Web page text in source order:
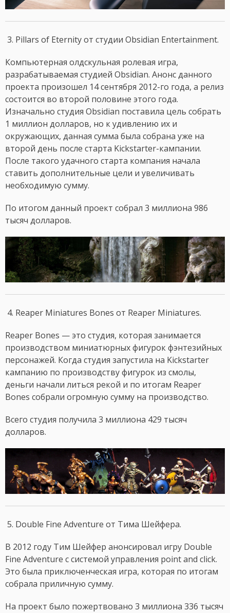
3. Pillars of Eternity от студии Obsidian Entertainment.
Компьютерная олдскульная ролевая игра,
разрабатываемая студией Obsidian. Анонс данного
проекта произошел 14 сентября 2012-го года, а релиз
состоится во второй половине этого года.
Изначально студия Obsidian поставила цель собрать
1 миллион долларов, но к удивлению их и
окружающих, данная сумма была собрана уже на
второй день после старта Kickstarter-кампании.
После такого удачного старта компания начала
ставить дополнительные цели и увеличивать
необходимую сумму.
По итогом данный проект собрал 3 миллиона 986
тысяч долларов.
4. Reaper Miniatures Bones от Reaper Miniatures.
Reaper Bones — это студия, которая занимается
производством миниатюрных фигурок фэнтезийных
персонажей. Когда студия запустила на Kickstarter
кампанию по производству фигурок из смолы,
деньги начали литься рекой и по итогам Reaper
Bones собрали огромную сумму на производство.
Всего студия получила 3 миллиона 429 тысяч
долларов.
5. Double Fine Adventure от Тима Шейфера.
В 2012 году Тим Шейфер анонсировал игру Double
Fine Adventure с системой управления point and click.
Это была приключенческая игра, которая по итогам
собрала приличную сумму.
На проект было пожертвовано 3 миллиона 336 тысяч